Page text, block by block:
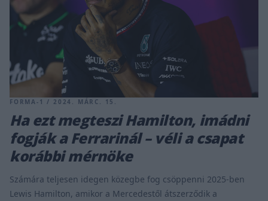
FORMA-1 / 2024. MÁRC. 15.
Ha ezt megteszi Hamilton, imádni
fogják a Ferrarinál – véli a csapat
korábbi mérnöke
Számára teljesen idegen közegbe fog csöppenni 2025-ben
Lewis Hamilton, amikor a Mercedestől átszerződik a